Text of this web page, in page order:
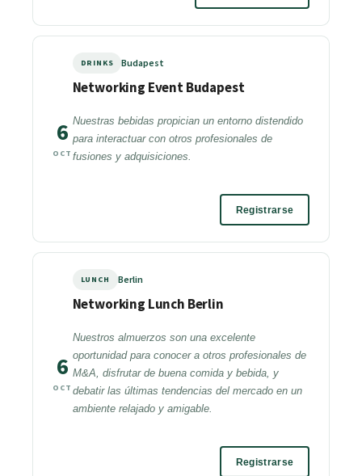
6
OCT
DRINKS Budapest
Networking Event Budapest
Nuestras bebidas propician un entorno distendido
para interactuar con otros profesionales de
fusiones y adquisiciones.
Registrarse
6
OCT
LUNCH Berlin
Networking Lunch Berlin
Nuestros almuerzos son una excelente
oportunidad para conocer a otros profesionales de
M&A, disfrutar de buena comida y bebida, y
debatir las últimas tendencias del mercado en un
ambiente relajado y amigable.
Registrarse